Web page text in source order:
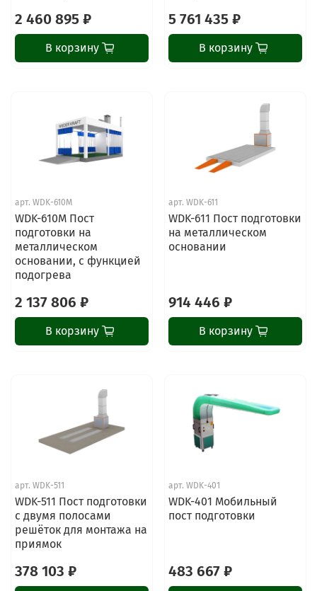
2 460 895 ₽
В корзину
5 761 435 ₽
В корзину
арт. WDK-610M
WDK-610M Пост
подготовки на
металлическом
основании, с функцией
подогрева
2 137 806 ₽
В корзину
арт. WDK-611
WDK-611 Пост подготовки
на металлическом
основании
914 446 ₽
В корзину
арт. WDK-511
WDK-511 Пост подготовки
с двумя полосами
решёток для монтажа на
приямок
378 103 ₽
арт. WDK-401
WDK-401 Мобильный
пост подготовки
483 667 ₽